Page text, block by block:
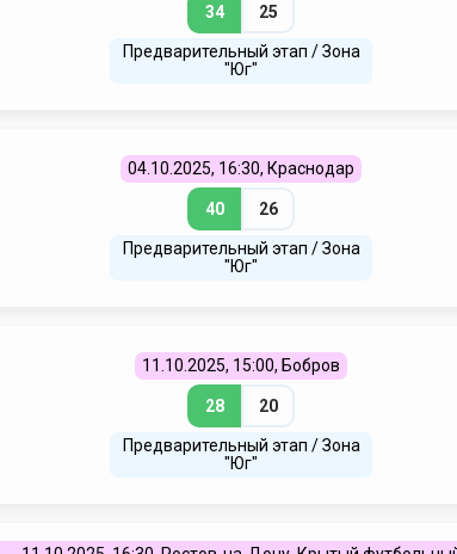
34 25
Предварительный этап / Зона
"Юг"
04.10.2025, 16:30, Краснодар
40 26
Предварительный этап / Зона
"Юг"
11.10.2025, 15:00, Бобров
28 20
Предварительный этап / Зона
"Юг"